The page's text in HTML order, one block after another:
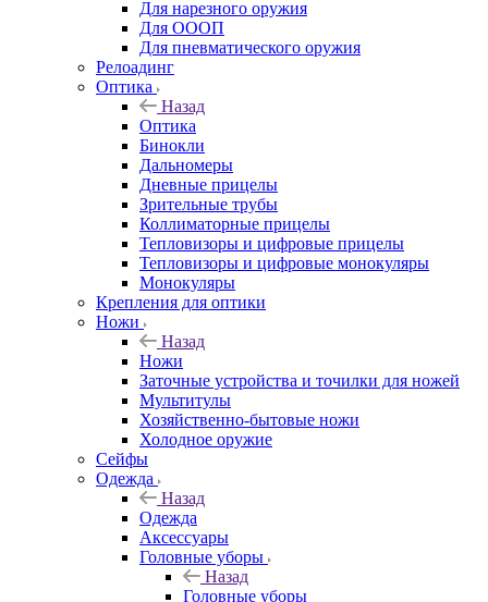
Для нарезного оружия
Для ОООП
Для пневматического оружия
Релоадинг
Оптика
Назад
Оптика
Бинокли
Дальномеры
Дневные прицелы
Зрительные трубы
Коллиматорные прицелы
Тепловизоры и цифровые прицелы
Тепловизоры и цифровые монокуляры
Монокуляры
Крепления для оптики
Ножи
Назад
Ножи
Заточные устройства и точилки для ножей
Мультитулы
Хозяйственно-бытовые ножи
Холодное оружие
Сейфы
Одежда
Назад
Одежда
Аксессуары
Головные уборы
Назад
Головные уборы